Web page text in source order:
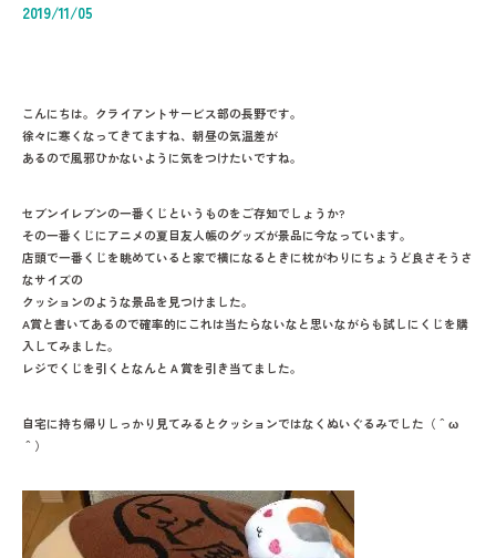
2019/11/05
こんにちは。クライアントサービス部の長野です。
徐々に寒くなってきてますね、朝昼の気温差が
あるので風邪ひかないように気をつけたいですね。
セブンイレブンの一番くじというものをご存知でしょうか?
その一番くじにアニメの夏目友人帳のグッズが景品に今なっています。
店頭で一番くじを眺めていると家で横になるときに枕がわりにちょうど良さそうさ
なサイズの
クッションのような景品を見つけました。
A賞と書いてあるので確率的にこれは当たらないなと思いながらも試しにくじを購
入してみました。
レジでくじを引くとなんとＡ賞を引き当てました。
自宅に持ち帰りしっかり見てみるとクッションではなくぬいぐるみでした（＾ω
＾）